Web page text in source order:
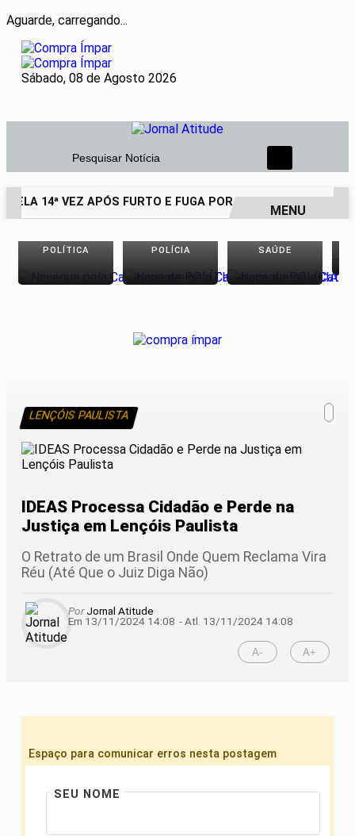
Aguarde, carregando...
Sábado, 08 de Agosto 2026
Pesquisar Notícia
14ª VEZ APÓS FURTO E FUGA POR TELHADOS
EM ALTA
MENU
POLÍTICA POLÍCIA SAÚDE
LENÇÓIS PAULISTA
IDEAS Processa Cidadão e Perde na
Justiça em Lençóis Paulista
O Retrato de um Brasil Onde Quem Reclama Vira
Réu (Até Que o Juiz Diga Não)
PorJornal Atitude
Em 13/11/2024 14:08 - Atl. 13/11/2024 14:08
A- A+
Espaço para comunicar erros nesta postagem
SEU NOME